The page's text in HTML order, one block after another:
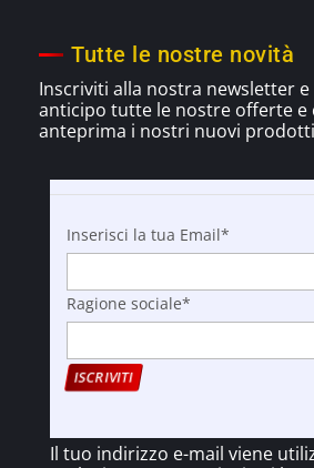
Tutte le nostre novità
Inscriviti alla nostra newsletter
anticipo tutte le nostre offerte e
anteprima i nostri nuovi prodotti
Inserisci la tua Email*
Ragione sociale*
Il tuo indirizzo e-mail viene